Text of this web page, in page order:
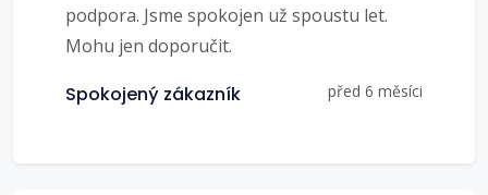
podpora. Jsme spokojen už spoustu let.
Mohu jen doporučit.
Spokojený zákazník před 6 měsíci